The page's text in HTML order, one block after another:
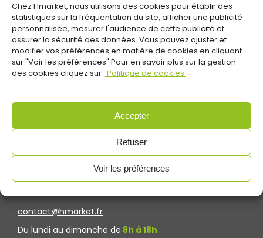
Chez Hmarket, nous utilisons des cookies pour établir des
statistiques sur la fréquentation du site, afficher une publicité
personnalisée, mesurer l'audience de cette publicité et
assurer la sécurité des données. Vous pouvez ajuster et
modifier vos préférences en matière de cookies en cliquant
sur "Voir les préférences" Pour en savoir plus sur la gestion
des cookies cliquez sur : Politique de cookies
Accepter
Refuser
Voir les préférences
CONTACTEZ-NOUS
Tel :01.85.10.02.50
contact@hmarket.fr
Du lundi au dimanche de 8h à 18h